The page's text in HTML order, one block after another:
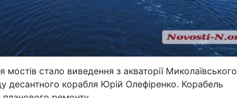
стало виведення з акваторії Миколаївського
десантного корабля Юрій Олефіренко. Корабель